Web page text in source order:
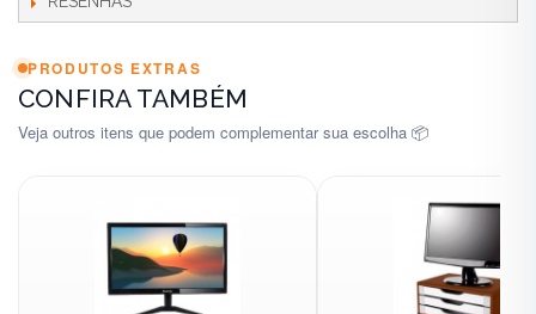
PRODUTOS EXTRAS
CONFIRA TAMBÉM
Veja outros itens que podem complementar sua escolha 📦